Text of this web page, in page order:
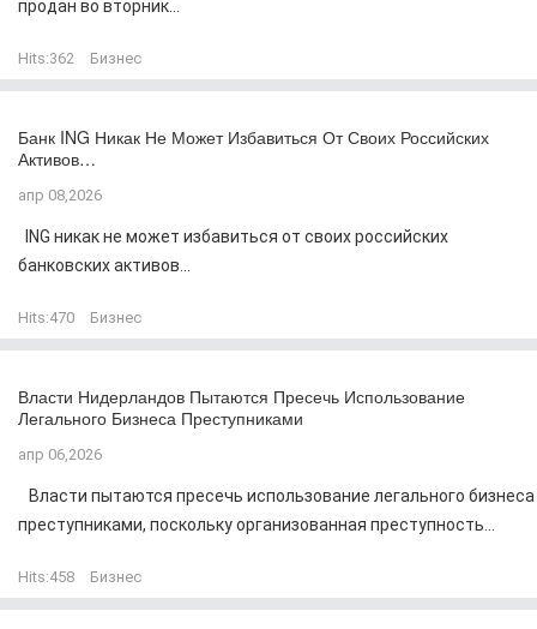
продан во вторник...
Hits:362 Бизнес
Банк ING Никак Не Может Избавиться От Своих Российских
Активов…
апр 08,2026
ING никак не может избавиться от своих российских
банковских активов...
Hits:470 Бизнес
Власти Нидерландов Пытаются Пресечь Использование
Легального Бизнеса Преступниками
апр 06,2026
Власти пытаются пресечь использование легального бизнеса
преступниками, поскольку организованная преступность...
Hits:458 Бизнес